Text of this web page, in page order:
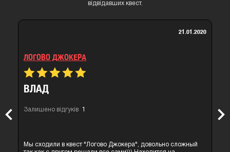
відвідавших квест.
Previous
сложный
ЛОГОВО ДЖОКЕРА
ОЛЬГА
Залишено відгуків
Всем кто любит Джокера - рекомендую! Крутая квест
комната у нас в городе) Масса эмоций, адреналин!Если Вы